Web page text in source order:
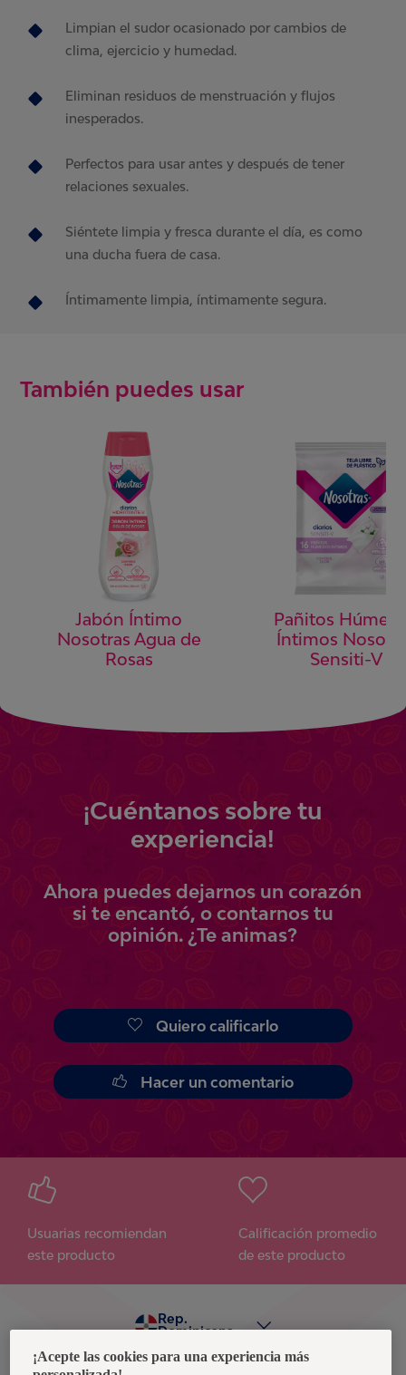
Limpian el sudor ocasionado por cambios de
clima, ejercicio y humedad.
Eliminan residuos de menstruación y flujos
inesperados.
Perfectos para usar antes y después de tener
relaciones sexuales.
Siéntete limpia y fresca durante el día, es como
una ducha fuera de casa.
Íntimamente limpia, íntimamente segura.
También puedes usar
Jabón Íntimo
Nosotras Agua de
Rosas
Pañitos
Íntimos
Sensiti-V
¡Cuéntanos sobre tu
experiencia!
Ahora puedes dejarnos un corazón
si te encantó, o contarnos tu
opinión. ¿Te animas?
Quiero calificarlo
Hacer un comentario
Usuarias recomiendan
este producto
Calificación promedio
de este producto
Rep.
Dominicana
¡Acepte las cookies para una experiencia más